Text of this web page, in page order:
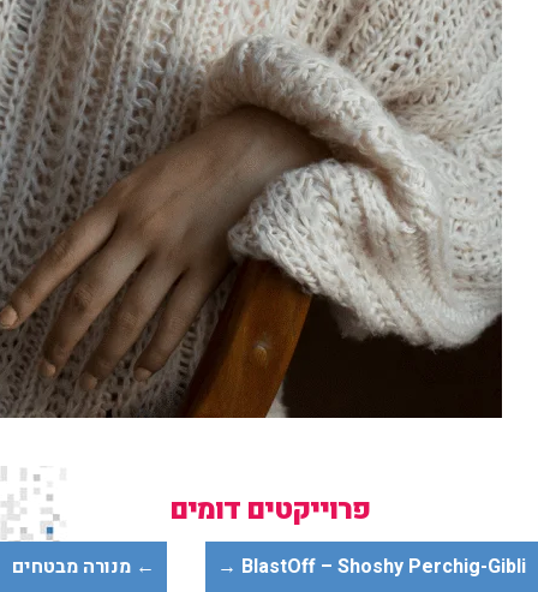
פרוייקטים דומים
BlastOff – Shoshy Perchig-Gibli ← מנורה מבטחים